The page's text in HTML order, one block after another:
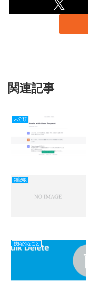
関連記事
未分類
雑記帳
技術的なこと